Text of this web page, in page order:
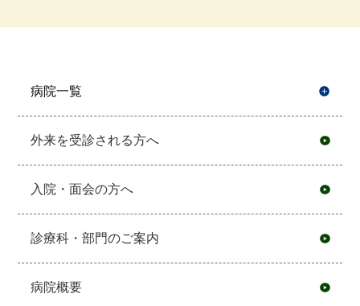
病院一覧
外来を受診される方へ
入院・面会の方へ
診療科・部門のご案内
病院概要